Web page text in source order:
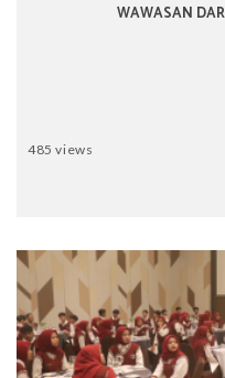
WAWASAN
485 views